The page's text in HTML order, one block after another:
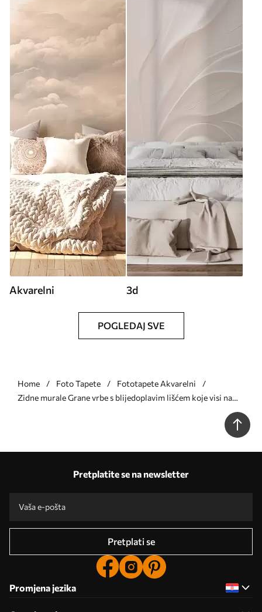
Akvarelni 3d
POGLEDAJ SVE
Home Foto Tapete
Fototapete Akvarelni
Zidne murale Grane vrbe s blijedoplavim lišćem koje visi na
Pretplatite se na newsletter
Pretplati se
Promjena jezika